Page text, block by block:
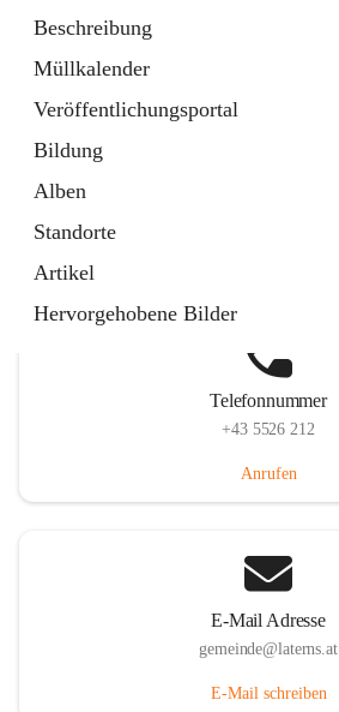
Beschreibung
Müllkalender
Veröffentlichungsportal
Bildung
Alben
Standorte
Artikel
Hervorgehobene Bilder
Telefonnummer
+43 5526 212
Anrufen
E-Mail Adresse
gemeinde@laterns.at
E-Mail schreiben